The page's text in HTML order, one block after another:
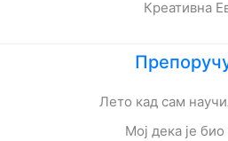
Креативна
Лето кад сам
Мој дека је